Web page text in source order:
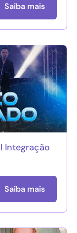
Saiba mais
Integração
Saiba mais